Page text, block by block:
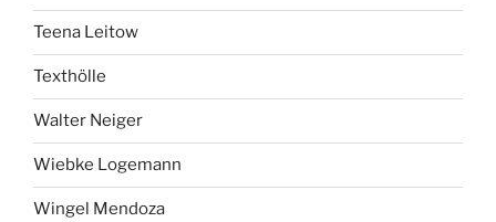
Teena Leitow
Texthölle
Walter Neiger
Wiebke Logemann
Wingel Mendoza